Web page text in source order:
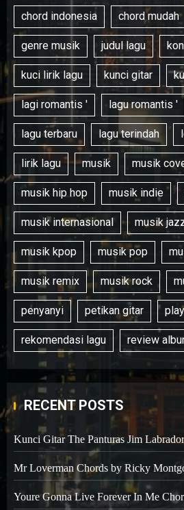
chord indonesia chord mudah
genre musik judul lagu
kuci lirik lagu kunci gitar
lagi romantis ' lagu romantis '
lagu terbaru lagu terindah
lirik lagu musik musik
musik hip hop musik indie
musik internasional musik
musik kpop musik pop
musik remix musik rock
penyanyi petikan gitar
rekomendasi lagu review
RECENT POSTS
Kunci Gitar The Panturas Jim
Mr Loverman Chords by Ricky
Youre Gonna Live Forever In Me